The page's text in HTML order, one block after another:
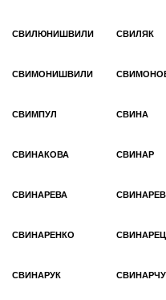
СВИЛЮНИШВИЛИ СВИЛЯК
СВИМОНИШВИЛИ
СВИМПУЛ СВИНА
СВИНАКОВА СВИНАР
СВИНАРЕВА
СВИНАРЕНКО СВИНАРЕЦ
СВИНАРУК